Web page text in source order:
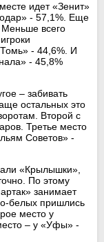
идет «Зенит»
- 57,1%. Еще
Меньше всего
- 44,6%. И
- 45,8%
– забивать
остальных это
Второй с
Третье место
Советов» -
«Крылышки»,
По этому
занимает
белых пришлись
место у
– у «Уфы» -